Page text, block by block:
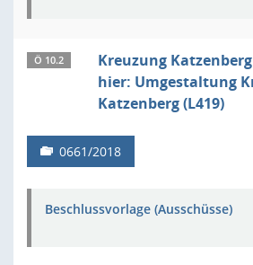
Ö 10.2
Kreuzung Katzenberg
hier: Umgestaltung
Katzenberg (L419)
0661/2018
Beschlussvorlage (Ausschüsse)